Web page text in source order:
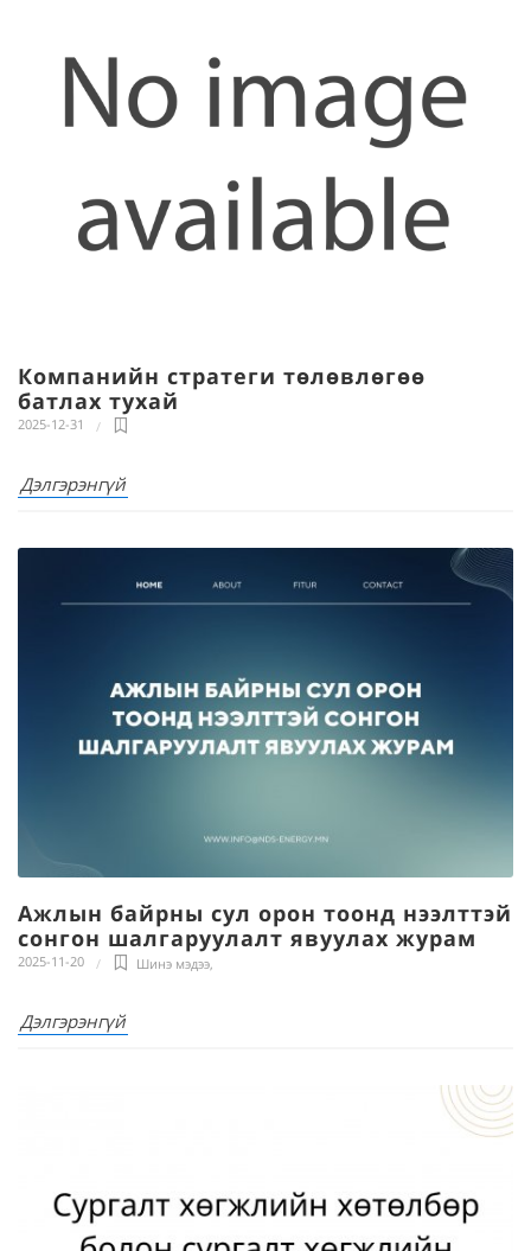
Компанийн стратеги төлөвлөгөө
батлах тухай
2025-12-31
Дэлгэрэнгүй
Ажлын байрны сул орон тоонд нээлттэй
сонгон шалгаруулалт явуулах журам
2025-11-20 Шинэ мэдээ,
Дэлгэрэнгүй